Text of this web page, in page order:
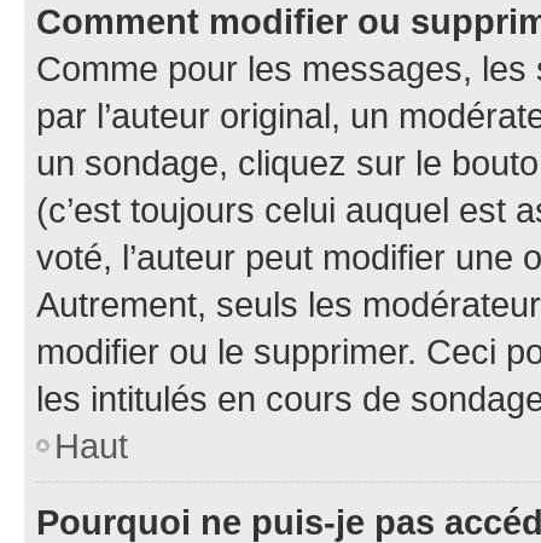
Comment modifier ou
Comme pour les messages,
par l’auteur original, un
un sondage, cliquez sur le
(c’est toujours celui auquel est
voté, l’auteur peut modifier une
Autrement, seuls les
modifier ou le supprimer. Ceci
les intitulés en cours de
Haut
Pourquoi ne puis-je pas